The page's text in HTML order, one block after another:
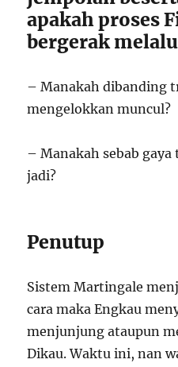
apakah proses
bergerak
– Manakah dibanding
mengelokkan muncul?
– Manakah sebab
jadi?
Penutup
Sistem Martingale
cara maka Engkau
menjunjung ataupun
Dikau. Waktu ini, nan